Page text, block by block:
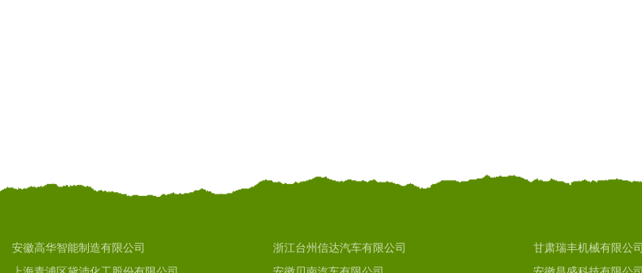
安徽高华智能制造有限公司 浙江台州信达汽车有限公司 甘肃瑞丰机械有限公司